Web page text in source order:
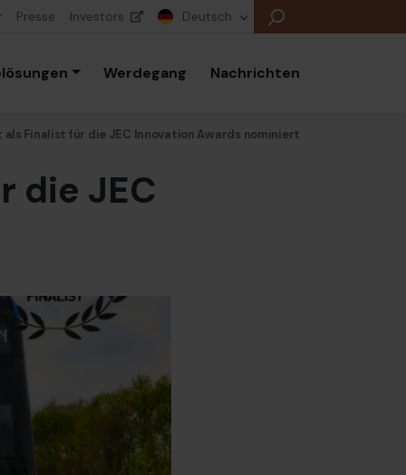
Presse Investors Deutsch
Werdegang Nachrichten
als Finalist für die JEC Innovation Awards nominiert
die JEC